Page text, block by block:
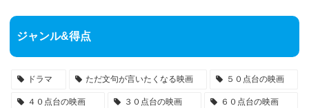
ジャンル&得点
ドラマ ただ文句が言いたくなる映画 ５０点台の映画
４０点台の映画 ３０点台の映画 ６０点台の映画